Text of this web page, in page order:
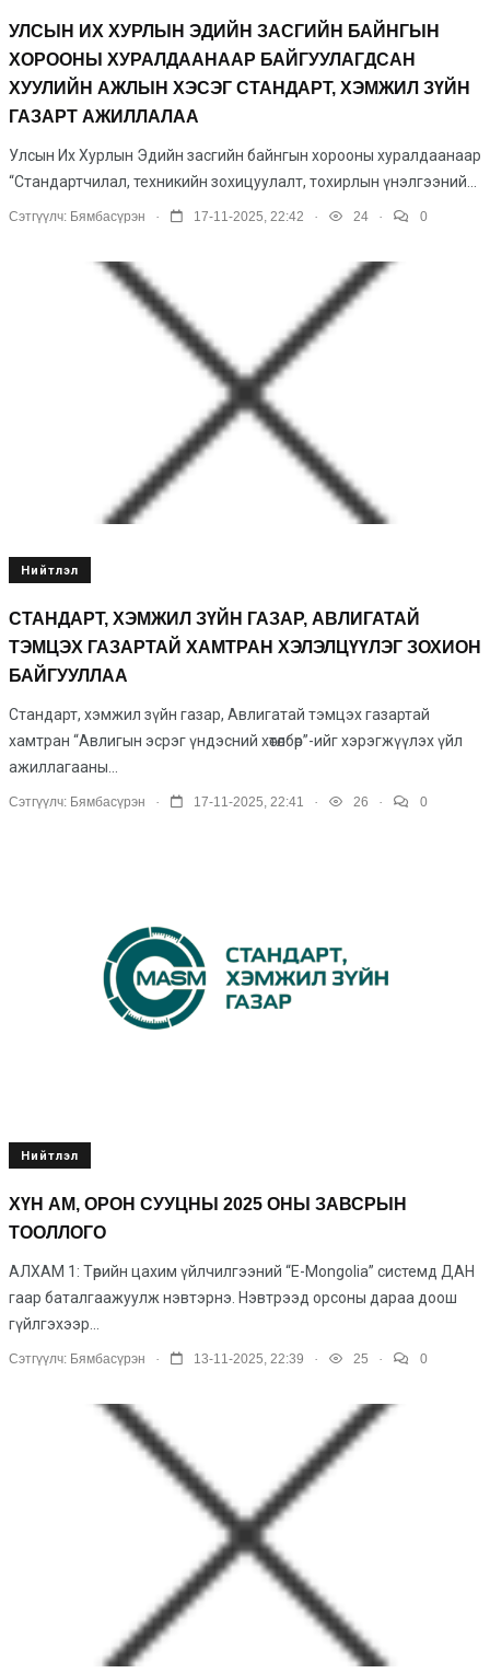
УЛСЫН ИХ ХУРЛЫН ЭДИЙН ЗАСГИЙН БАЙНГЫН
ХОРООНЫ ХУРАЛДААНААР БАЙГУУЛАГДСАН
ХУУЛИЙН АЖЛЫН ХЭСЭГ СТАНДАРТ, ХЭМЖИЛ ЗҮЙН
ГАЗАРТ АЖИЛЛАЛАА
Улсын Их Хурлын Эдийн засгийн байнгын хорооны хуралдаанаар
“Стандартчилал, техникийн зохицуулалт, тохирлын үнэлгээний...
Сэтгүүлч: Бямбасүрэн . 17-11-2025, 22:42 . 24 . 0
Нийтлэл
СТАНДАРТ, ХЭМЖИЛ ЗҮЙН ГАЗАР, АВЛИГАТАЙ
ТЭМЦЭХ ГАЗАРТАЙ ХАМТРАН ХЭЛЭЛЦҮҮЛЭГ ЗОХИОН
БАЙГУУЛЛАА
Стандарт, хэмжил зүйн газар, Авлигатай тэмцэх газартай
хамтран “Авлигын эсрэг үндэсний хөтөлбөр”-ийг хэрэгжүүлэх үйл
ажиллагааны...
Сэтгүүлч: Бямбасүрэн . 17-11-2025, 22:41 . 26 . 0
Нийтлэл
ХҮН АМ, ОРОН СУУЦНЫ 2025 ОНЫ ЗАВСРЫН
ТООЛЛОГО
АЛХАМ 1: Төрийн цахим үйлчилгээний “E-Mongolia” системд ДАН
гаар баталгаажуулж нэвтэрнэ. Нэвтрээд орсоны дараа доош
гүйлгэхээр...
Сэтгүүлч: Бямбасүрэн . 13-11-2025, 22:39 . 25 . 0